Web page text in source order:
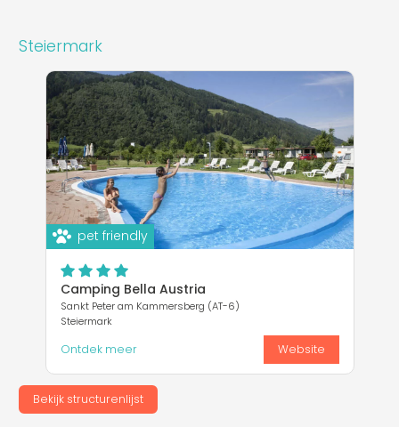
Steiermark
pet friendly
Camping Bella Austria
Sankt Peter am Kammersberg (AT-6)
Steiermark
Ontdek meer Website
Bekijk structurenlijst